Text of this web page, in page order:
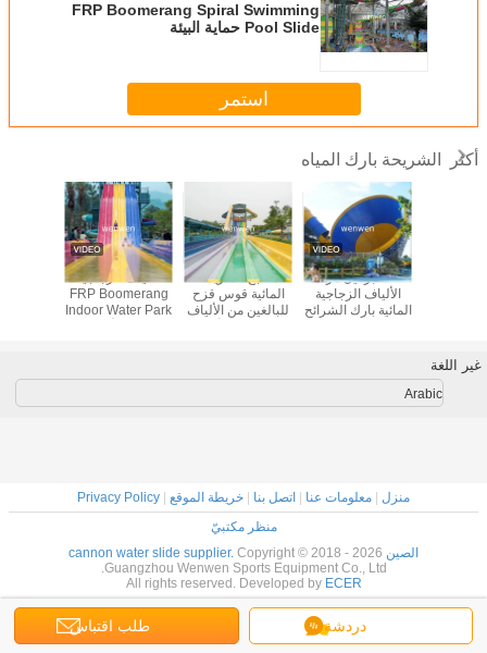
FRP Boomerang Spiral Swimming
Pool Slide حماية البيئة
استمر
أكثر الشريحة بارك المياه
الألياف الزجاجية
FRP Boomerang
Indoor Water Park
منتجع الشريحة
المائية قوس قزح
للبالغين من الألياف
OEM برميل مزلقة
الألياف الزجاجية
المائية بارك الشرائح
دردشة طلب اقتباس
غير اللغة
Arabic
منزل معلومات عنا اتصل بنا خريطة الموقع
Privacy Policy
منظر مكتبيّ
الصين cannon water slide supplier. Copyright © 2018 - 2026
Guangzhou Wenwen Sports Equipment Co., Ltd.
All rights reserved. Developed by ECER